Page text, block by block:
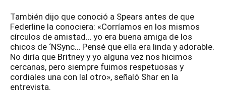
También dijo que conoció a Spears antes de que
Federline la conociera: «Corríamos en los mismos
círculos de amistad… yo era buena amiga de los
chicos de ‘NSync… Pensé que ella era linda y adorable.
No diría que Britney y yo alguna vez nos hicimos
cercanas, pero siempre fuimos respetuosas y
cordiales una con lal otro», señaló Shar en la
entrevista.